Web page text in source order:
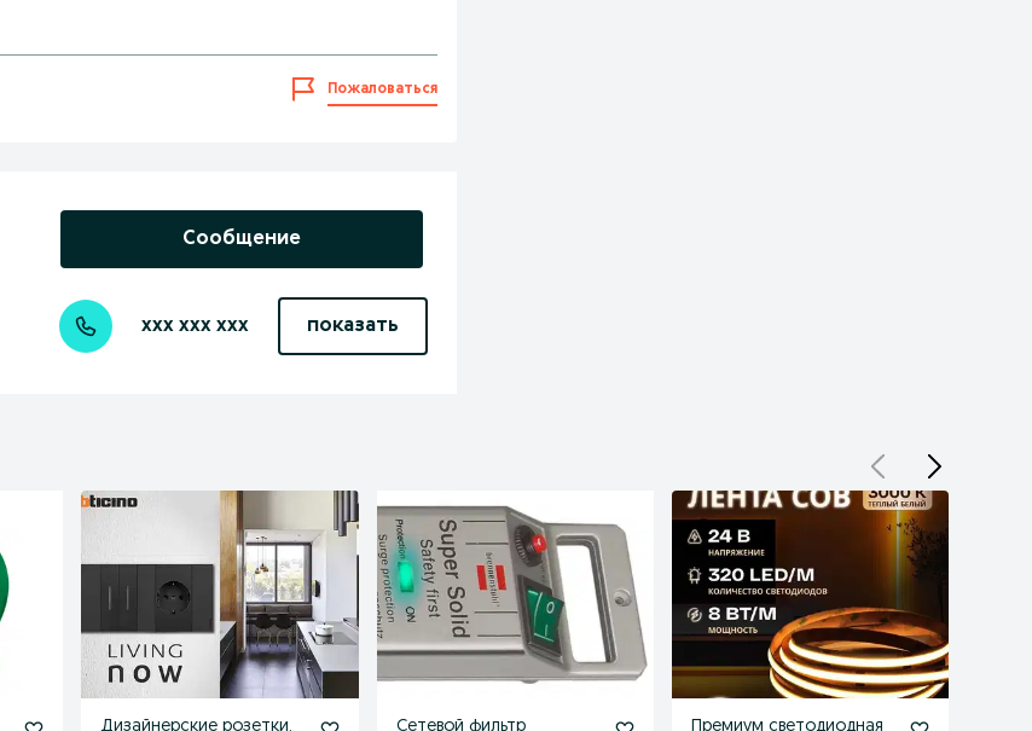
Пожаловаться
Сообщение
xxx xxx xxx показать
Дизайнерские розетки,
Сетевой фильтр
Премиум светодиодная